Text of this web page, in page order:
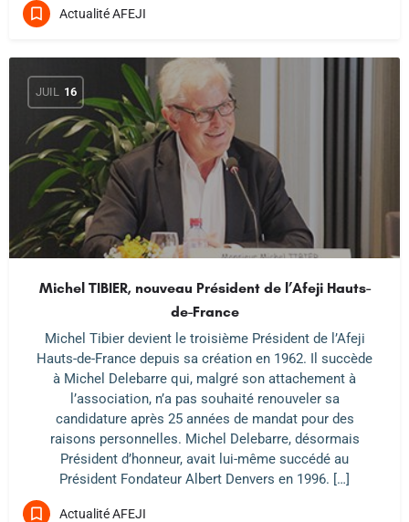
Actualité AFEJI
JUIL 16
Michel TIBIER, nouveau Président de l’Afeji Hauts-
de-France
Michel Tibier devient le troisième Président de l’Afeji
Hauts-de-France depuis sa création en 1962. Il succède
à Michel Delebarre qui, malgré son attachement à
l’association, n’a pas souhaité renouveler sa
candidature après 25 années de mandat pour des
raisons personnelles. Michel Delebarre, désormais
Président d’honneur, avait lui-même succédé au
Président Fondateur Albert Denvers en 1996. […]
Actualité AFEJI